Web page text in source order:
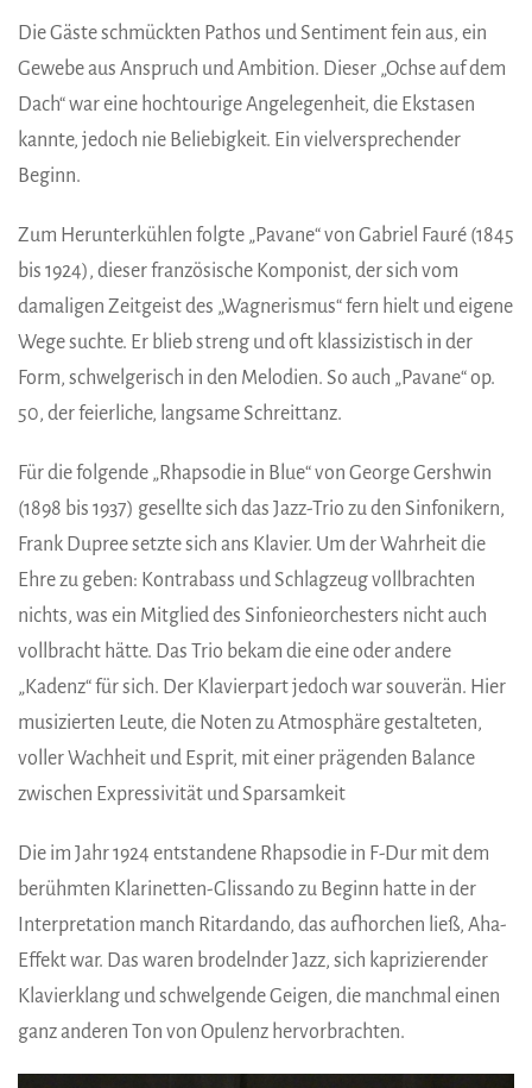
Die Gäste schmückten Pathos und Sentiment fein aus, ein
Gewebe aus Anspruch und Ambition. Dieser „Ochse auf dem
Dach“ war eine hochtourige Angelegenheit, die Ekstasen
kannte, jedoch nie Beliebigkeit. Ein vielversprechender
Beginn.
Zum Herunterkühlen folgte „Pavane“ von Gabriel Fauré (1845
bis 1924), dieser französische Komponist, der sich vom
damaligen Zeitgeist des „Wagnerismus“ fern hielt und eigene
Wege suchte. Er blieb streng und oft klassizistisch in der
Form, schwelgerisch in den Melodien. So auch „Pavane“ op.
50, der feierliche, langsame Schreittanz.
Für die folgende „Rhapsodie in Blue“ von George Gershwin
(1898 bis 1937) gesellte sich das Jazz-Trio zu den Sinfonikern,
Frank Dupree setzte sich ans Klavier. Um der Wahrheit die
Ehre zu geben: Kontrabass und Schlagzeug vollbrachten
nichts, was ein Mitglied des Sinfonieorchesters nicht auch
vollbracht hätte. Das Trio bekam die eine oder andere
„Kadenz“ für sich. Der Klavierpart jedoch war souverän. Hier
musizierten Leute, die Noten zu Atmosphäre gestalteten,
voller Wachheit und Esprit, mit einer prägenden Balance
zwischen Expressivität und Sparsamkeit
Die im Jahr 1924 entstandene Rhapsodie in F-Dur mit dem
berühmten Klarinetten-Glissando zu Beginn hatte in der
Interpretation manch Ritardando, das aufhorchen ließ, Aha-
Effekt war. Das waren brodelnder Jazz, sich kaprizierender
Klavierklang und schwelgende Geigen, die manchmal einen
ganz anderen Ton von Opulenz hervorbrachten.